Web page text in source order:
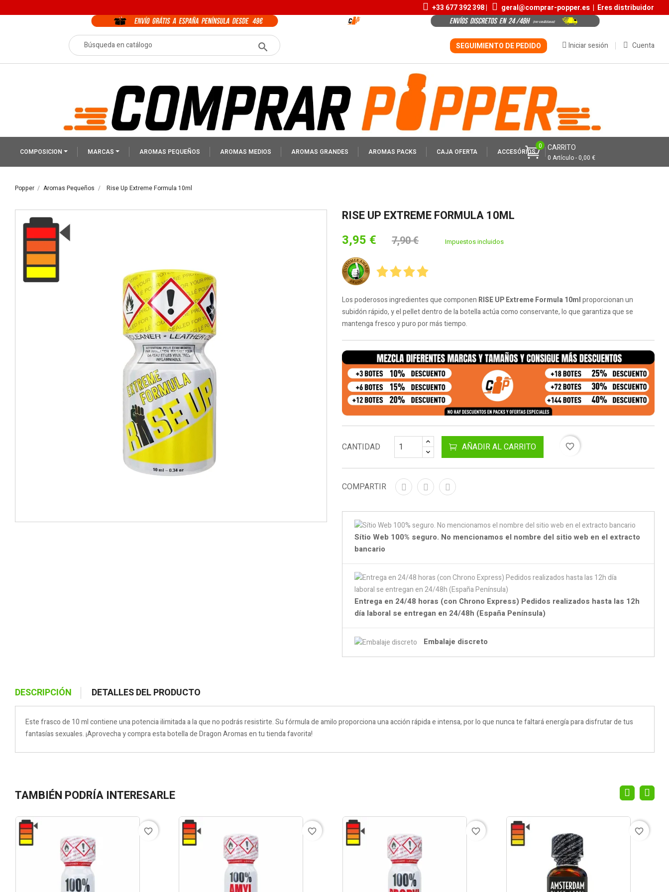
+33 677 392 398 | geral@comprar-popper.es | Eres distribuidor
Cuenta
Iniciar sesión
SEGUIMIENTO DE PEDIDO
CARRITO
0 Artículo - 0,00 €
0
COMPOSICION MARCAS AROMAS PEQUEÑOS AROMAS MEDIOS AROMAS GRANDES AROMAS PACKS CAJA OFERTA ACCESÓRIOS
Popper Aromas Pequeños Rise Up Extreme Formula 10ml
RISE UP EXTREME FORMULA 10ML
3,95 € 7,90 € Impuestos incluidos
Los poderosos ingredientes que componen RISE UP Extreme Formula 10mlproporcionan un
subidón rápido, y el pellet dentro de la botella actúa como conservante, lo que garantiza que se
mantenga fresco y puro por más tiempo.
CANTIDAD AÑADIR AL CARRITO favorite_border
COMPARTIR
Sítio Web 100% seguro. No mencionamos el nombre del sitio web en el extracto
bancario
Entrega en 24/48 horas (con Chrono Express) Pedidos realizados hasta las 12h
día laboral se entregan en 24/48h (España Península)
Embalaje discreto
DESCRIPCIÓN DETALLES DEL PRODUCTO
Este frasco de 10 ml contiene una potencia ilimitada a la que no podrás resistirte. Su fórmula de amilo proporciona una acción rápida e intensa, por lo que nunca te faltará energía para disfrutar de tus
fantasías sexuales. ¡Aprovecha y compra esta botella de Dragon Aromas en tu tienda favorita!
TAMBIÉN PODRÍA INTERESARLE
favorite_border favorite_border favorite_border favorite_border